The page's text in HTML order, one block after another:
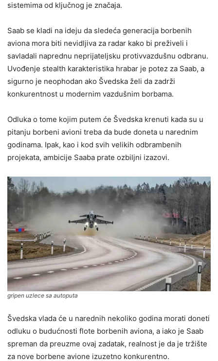
sistemima od ključnog je značaja.
Saab se kladi na ideju da sledeća generacija borbenih
aviona mora biti nevidljiva za radar kako bi preživeli i
savladali naprednu neprijateljsku protivvazdušnu odbranu.
Uvođenje stealth karakteristika hrabar je potez za Saab, a
sigurno je neophodan ako Švedska želi da zadrži
konkurentnost u modernim vazdušnim borbama.
Odluka o tome kojim putem će Švedska krenuti kada su u
pitanju borbeni avioni treba da bude doneta u narednim
godinama. Ipak, kao i kod svih velikih odbrambenih
projekata, ambicije Saaba prate ozbiljni izazovi.
gripen uzlece sa autoputa
Švedska vlada će u narednih nekoliko godina morati doneti
odluku o budućnosti flote borbenih aviona, a iako je Saab
spreman da preuzme ovaj zadatak, realnost je da je tržište
za nove borbene avione izuzetno konkurentno.